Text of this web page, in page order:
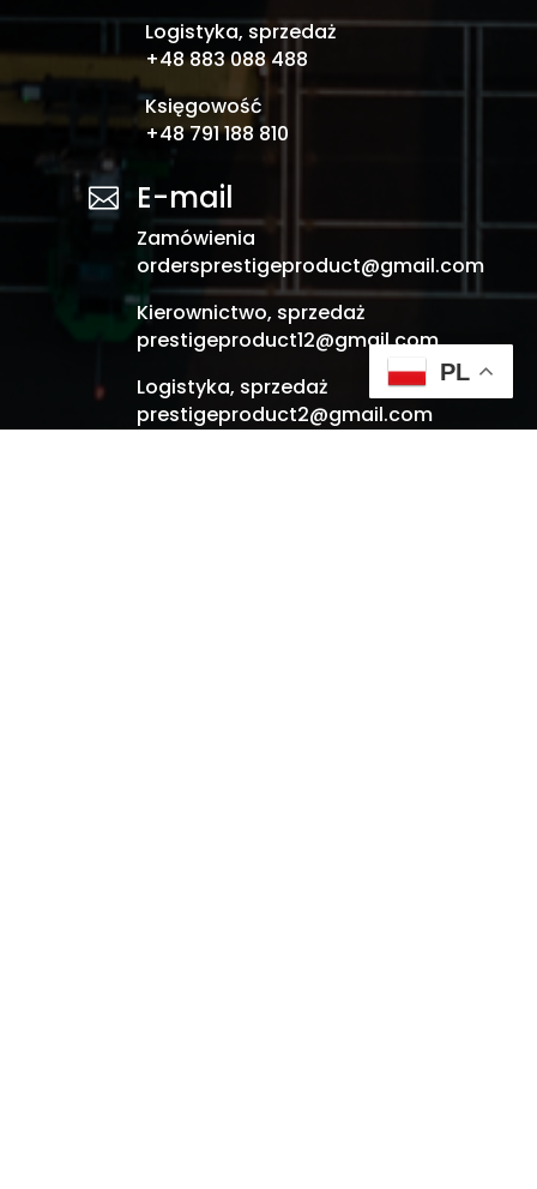
Logistyka, sprzedaż
+48 883 088 488
Księgowość
+48 791 188 810
 E-mail
Zamówienia
ordersprestigeproduct@gmail.com
Kierownictwo, sprzedaż
prestigeproduct12@gmail.com
Logistyka, sprzedaż
prestigeproduct2@gmail.com
PL